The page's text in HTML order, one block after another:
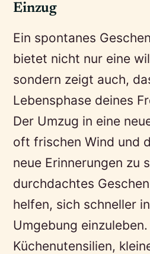
Einzug
Ein spontanes
bietet nicht nur eine
sondern zeigt auch,
Lebensphase deines
Der Umzug in eine
oft frischen Wind und
neue Erinnerungen zu
durchdachtes
helfen, sich schneller
Umgebung
Küchenutensilien,